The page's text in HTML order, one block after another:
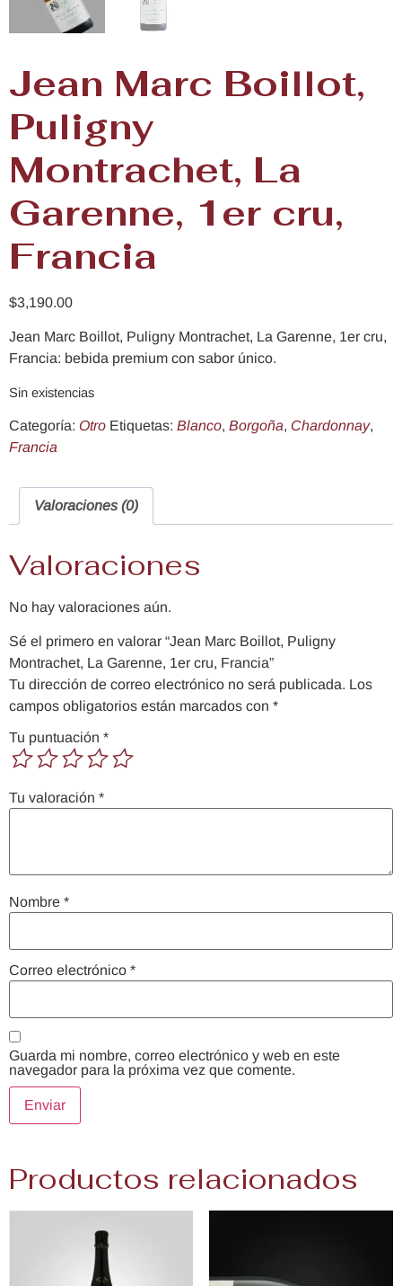
Jean Marc Boillot,
Puligny
Montrachet, La
Garenne, 1er cru,
Francia
$3,190.00
Jean Marc Boillot, Puligny Montrachet, La Garenne, 1er cru,
Francia: bebida premium con sabor único.
Sin existencias
Categoría: Otro Etiquetas: Blanco, Borgoña, Chardonnay,
Francia
Valoraciones (0)
Valoraciones
No hay valoraciones aún.
Sé el primero en valorar “Jean Marc Boillot, Puligny
Montrachet, La Garenne, 1er cru, Francia”
Tu dirección de correo electrónico no será publicada. Los
campos obligatorios están marcados con *
Tu puntuación *
Tu valoración *
Nombre *
Correo electrónico *
Guarda mi nombre, correo electrónico y web en este
navegador para la próxima vez que comente.
Productos relacionados